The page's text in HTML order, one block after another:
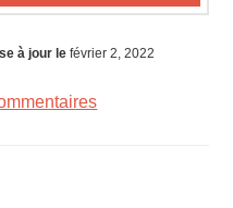
à jour lefévrier 2, 2022